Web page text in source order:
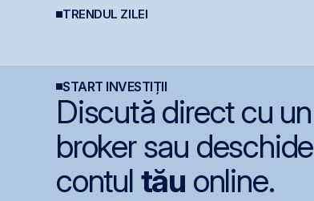
TRENDUL ZILEI
Graffiti Plus debutează
START INVESTIȚII
Discută direct cu un
broker sau deschide
contul tău online.